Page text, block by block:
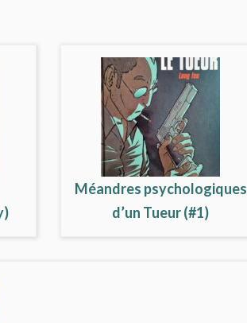
Méandres psychologiques
d’un Tueur (#1)